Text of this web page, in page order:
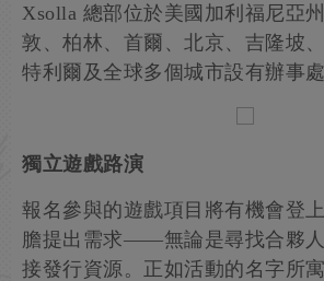
Xsolla 總部位於美國加利福尼亞
敦、柏林、首爾、北京、吉隆坡
特利爾及全球多個城市設有辦事處
獨立遊戲路演
報名參與的遊戲項目將有機會登
膽提出需求——無論是尋找合夥
接發行資源。正如活動的名字所